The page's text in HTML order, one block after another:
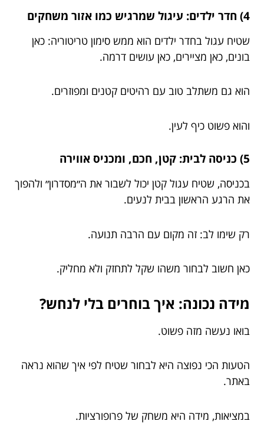
4) חדר ילדים: עיגול שמרגיש כמו אזור משחקים
שטיח עגול בחדר ילדים הוא ממש סימון טריטוריה: כאן
בונים, כאן מציירים, כאן עושים דרמה.
הוא גם משתלב טוב עם רהיטים קטנים ומפוזרים.
והוא פשוט כיף לעין.
5) כניסה לבית: קטן, חכם, ומכניס אווירה
בכניסה, שטיח עגול קטן יכול לשבור את ה״מסדרון״ ולהפוך
את הרגע הראשון בבית לנעים.
רק שימו לב: זה מקום עם הרבה תנועה.
כאן חשוב לבחור משהו שקל לתחזק ולא מחליק.
מידה נכונה: איך בוחרים בלי לנחש?
בואו נעשה מזה פשוט.
הטעות הכי נפוצה היא לבחור שטיח לפי איך שהוא נראה
באתר.
במציאות, מידה היא משחק של פרופורציות.